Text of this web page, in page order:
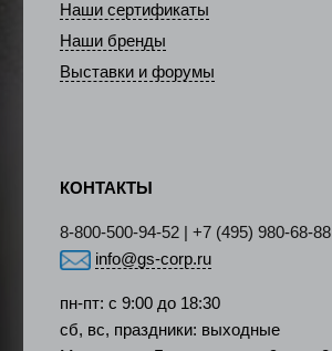
Наши сертификаты
Наши бренды
Выставки и форумы
КОНТАКТЫ
8-800-500-94-52 | +7 (495) 980-68-88
info@gs-corp.ru
пн-пт: с 9:00 до 18:30
сб, вс, праздники: выходные